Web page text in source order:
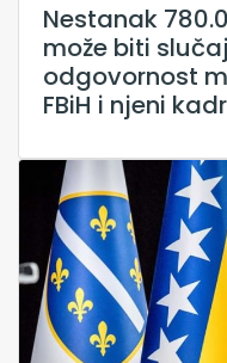
Nestanak
može biti
odgovornost
FBiH i njeni